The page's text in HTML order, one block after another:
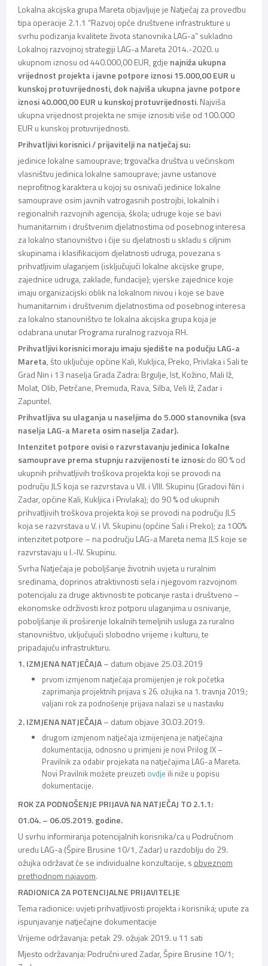
Lokalna akcijska grupa Mareta objavljuje je Natječaj za provedbu
tipa operacije 2.1.1 “Razvoj opće društvene infrastrukture u
svrhu podizanja kvalitete života stanovnika LAG-a” sukladno
Lokalnoj razvojnoj strategiji LAG-a Mareta 2014.-2020. u
ukupnom iznosu od 440.000,00 EUR, gdje najniža ukupna
vrijednost projekta i javne potpore iznosi 15.000,00 EUR u
kunskoj protuvrijednosti, dok najviša ukupna javne potpore
iznosi 40.000,00 EUR u kunskoj protuvrijednosti. Najviša
ukupna vrijednost projekta ne smije iznositi više od 100.000
EUR u kunskoj protuvrijednosti.
Prihvatljivi korisnici / prijavitelji na natječaj su:
jedinice lokalne samouprave; trgovačka društva u većinskom
vlasništvu jedinica lokalne samouprave; javne ustanove
neprofitnog karaktera u kojoj su osnivači jedinice lokalne
samouprave osim javnih vatrogasnih postrojbi, lokalnih i
regionalnih razvojnih agencija, škola; udruge koje se bavi
humanitarnim i društvenim djelatnostima od posebnog interesa
za lokalno stanovništvo i čije su djelatnosti u skladu s ciljnim
skupinama i klasifikacijom djelatnosti udruga, povezana s
prihvatljivim ulaganjem (isključujući lokalne akcijske grupe,
zajednice udruga, zaklade, fundacije); vjerske zajednice koje
imaju organizacijski oblik na lokalnom nivou i koje se bave
humanitarnim i društvenim djelatnostima od posebnog interesa
za lokalno stanovništvo te lokalna akcijska grupa koja je
odabrana unutar Programa ruralnog razvoja RH.
Prihvatljivi korisnici moraju imaju sjedište na podučju LAG-a
Mareta, što uključuje općine Kali, Kukljica, Preko, Privlaka i Sali te
Grad Nin i 13 naselja Grada Zadra: Brgulje, Ist, Kožino, Mali Iž,
Molat, Olib, Petrčane, Premuda, Rava, Silba, Veli Iž, Zadar i
Zapuntel.
Prihvatljiva su ulaganja u naseljima do 5.000 stanovnika (sva
naselja LAG-a Mareta osim naselja Zadar).
Intenzitet potpore ovisi o razvrstavanju jedinica lokalne
samouprave prema stupnju razvijenosti te iznosi:do 80 % od
ukupnih prihvatljivih troškova projekta koji se provodi na
području JLS koja se razvrstava u VII. i VIII. Skupinu (Gradovi Nin i
Zadar, općine Kali, Kukljica i Privlaka); do 90 % od ukupnih
prihvatljivih troškova projekta koji se provodi na području JLS
koja se razvrstava u V. i VI. Skupinu (općine Sali i Preko); za 100%
intenzitet potpore – na području LAG-a Mareta nema JLS koje se
razvrstavaju u I.-IV. Skupinu.
Svrha Natječaja je poboljšanje životnih uvjeta u ruralnim
sredinama, doprinos atraktivnosti sela i njegovom razvojnom
potencijalu za druge aktivnosti te poticanje rasta i društveno –
ekonomske održivosti kroz potporu ulaganjima u osnivanje,
poboljšanje ili proširenje lokalnih temeljnih usluga za ruralno
stanovništvo, uključujući slobodno vrijeme i kulturu, te
pripadajuću infrastrukturu.
1. IZMJENA NATJEČAJA– datum objave 25.03.2019
prvom izmjenom natječaja promijenjen je rok početka
zaprimanja projektnih prijava s 26. ožujka na 1. travnja 2019.;
valjani rok za podnošenje prijava nalazi se u nastavku
2. IZMJENA NATJEČAJA– datum objave 30.03.2019.
drugom izmjenom natječaja izmijenjena je natječajna
dokumentacija, odnosno u primjeni je novi Prilog IX –
Pravilnik za odabir projekata na natječajima LAG-a Mareta.
Novi Pravilnik možete preuzeti ovdje ili niže u popisu
dokumentacije.
ROK ZA PODNOŠENJE PRIJAVA NA NATJEČAJ TO 2.1.1:
01.04. – 06.05.2019. godine.
U svrhu informiranja potencijalnih korisnika/ca u Područnom
uredu LAG-a (Špire Brusine 10/1, Zadar) u razdoblju do 29.
ožujka održavat će se individualne konzultacije, s obveznom
prethodnom najavom.
RADIONICA ZA POTENCIJALNE PRIJAVITELJE
Tema radionice: uvjeti prihvatljivosti projekta i korisnika; upute za
ispunjavanje natječajne dokumentacije
Vrijeme održavanja: petak 29. ožujak 2019. u 11 sati
Mjesto održavanja: Područni ured Zadar, Špire Brusine 10/1;